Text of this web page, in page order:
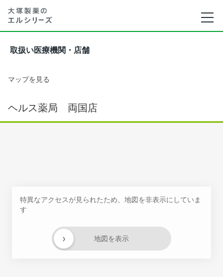
取扱い医療機関・店舗
マップを見る
ヘルス薬局 両国店
特異なアクセスが見られたため、地図を非表示にしていま
す
地図を表示
›